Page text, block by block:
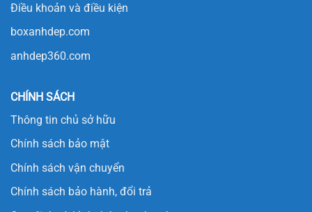
Điều khoản và điều kiện
boxanhdep.com
anhdep360.com
CHÍNH SÁCH
Thông tin chủ sở hữu
Chính sách bảo mật
Chính sách vận chuyển
Chính sách bảo hành, đổi trả